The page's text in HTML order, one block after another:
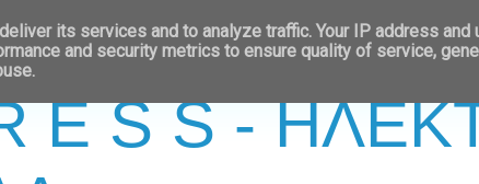
E S S -
its services and to analyze traffic. Your IP address and
and security metrics to ensure quality of service,